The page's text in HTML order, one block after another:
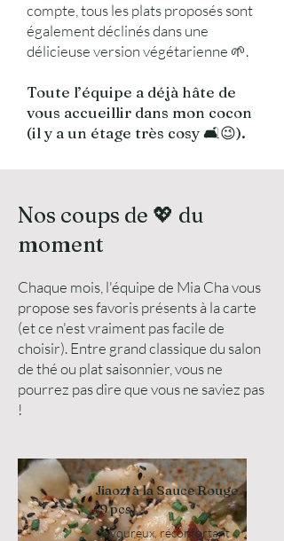
compte, tous les plats proposés sont
également déclinés dans une
délicieuse version végétarienne 🌱.
Toute l’équipe a déjà hâte de
vous accueillir dans mon cocon
(il y a un étage très cosy 🛋️😉).
Nos coups de 💖 du
moment
Chaque mois, l'équipe de Mia Cha vous
propose ses favoris présents à la carte
(et ce n'est vraiment pas facile de
choisir). Entre grand classique du salon
de thé ou plat saisonnier, vous ne
pourrez pas dire que vous ne saviez pas
!
Jiaozi à la Sauce Rouge
(9 pcs)
Savoureux, réconfortant